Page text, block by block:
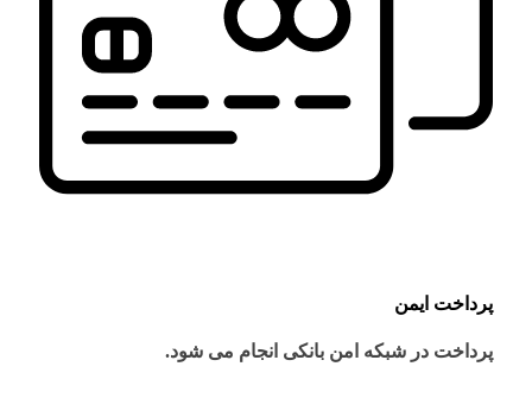
پرداخت ایمن
پرداخت در شبکه امن بانکی انجام می شود.